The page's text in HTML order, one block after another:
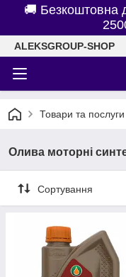
🚚 Безкоштовна
ALEKSGROUP-SHOP
Товари та послуги
Олива моторні
Сортування